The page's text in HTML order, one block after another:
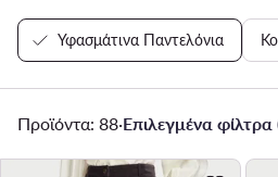
Υφασμάτινα Παντελόνια
Προϊόντα: 88·Επιλεγμένα φίλτρα